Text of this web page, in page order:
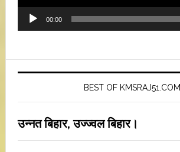
00:00
BEST OF KMSRAJ51.COM
उन्नत बिहार, उज्ज्वल बिहार।